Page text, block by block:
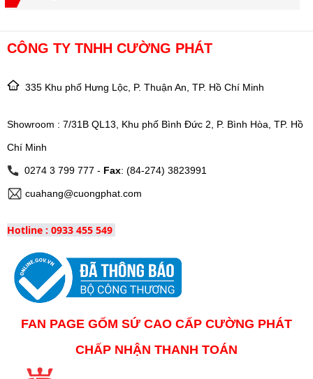
CÔNG TY TNHH CƯỜNG PHÁT
335 Khu phố Hưng Lộc, P. Thuận An, TP. Hồ Chí Minh
Showroom : 7/31B QL13, Khu phố Bình Đức 2, P. Bình Hòa, TP. Hồ
Chí Minh
0274 3 799 777 - Fax: (84-274) 3823991
cuahang@cuongphat.com
Hotline : 0933 455 549
FAN PAGE GỐM SỨ CAO CẤP CƯỜNG PHÁT
CHẤP NHẬN THANH TOÁN